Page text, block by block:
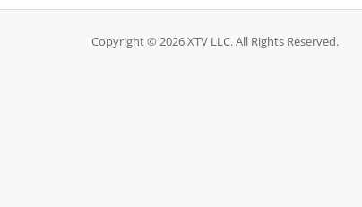
Copyright © 2026 XTV LLC. All Rights Reserved.